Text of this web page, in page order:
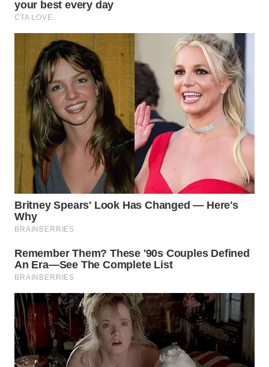
WN
KEPULAUAN
SERIBU
WN
TANGERANG
WN
BINJAI
WN
CIREBON
INDRAMAYU
KUNINGAN
MAJALENGKA
WN
SUBANG